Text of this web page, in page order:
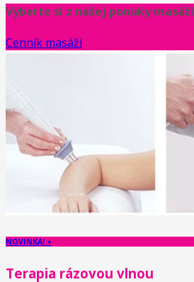
Vyberte si z našej ponuky masáži
Cenník masáži
NOVINKA! +
Terapia rázovou vlnou